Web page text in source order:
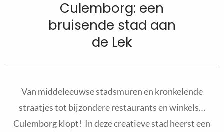
Culemborg: een
bruisende stad aan
de Lek
Van middeleeuwse stadsmuren en kronkelende
straatjes tot bijzondere restaurants en winkels…
Culemborg klopt! In deze creatieve stad heerst een